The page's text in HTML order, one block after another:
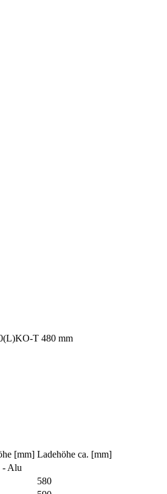
T 480 mm
[mm] Ladehöhe ca. [mm]
- Alu
580